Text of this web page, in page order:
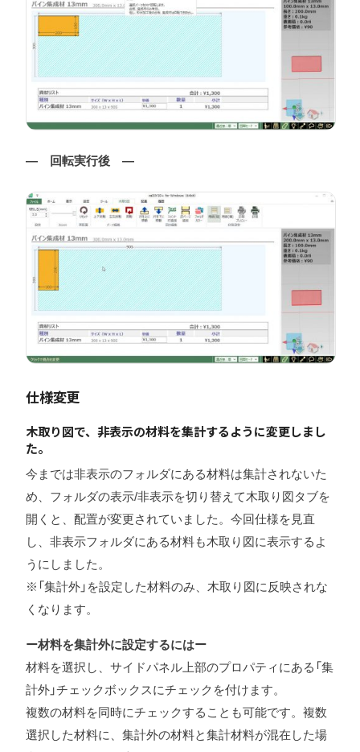
— 回転実行後 —
仕様変更
木取り図で、非表示の材料を集計するように変更しまし
た。
今までは非表示のフォルダにある材料は集計されないた
め、フォルダの表示/非表示を切り替えて木取り図タブを
開くと、配置が変更されていました。今回仕様を見直
し、非表示フォルダにある材料も木取り図に表示するよ
うにしました。
※「集計外」を設定した材料のみ、木取り図に反映されな
くなります。
ー材料を集計外に設定するにはー
材料を選択し、サイドパネル上部のプロパティにある「集
計外」チェックボックスにチェックを付けます。
複数の材料を同時にチェックすることも可能です。複数
選択した材料に、集計外の材料と集計材料が混在した場